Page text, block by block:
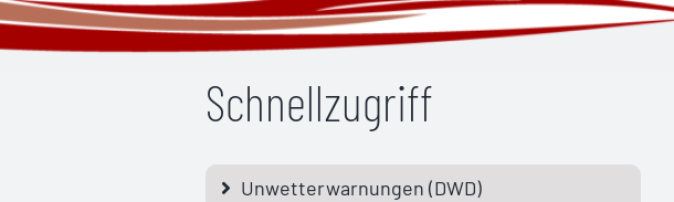
Schnellzugriff
Unwetterwarnungen (DWD)